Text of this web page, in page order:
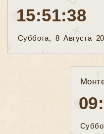
15:51:40
Суббота, 8 Августа